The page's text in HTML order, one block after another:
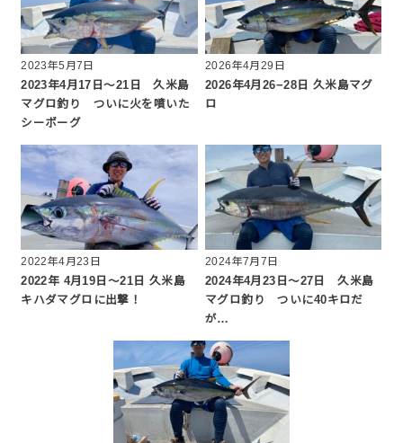
2023年5月7日
2023年4月17日〜21日 久米島
マグロ釣り ついに火を噴いた
シーボーグ
2026年4月29日
2026年4月26−28日 久米島マグ
ロ
2022年4月23日
2022年 4月19日〜21日 久米島
キハダマグロに出撃！
2024年7月7日
2024年4月23日〜27日 久米島
マグロ釣り ついに40キロだ
が…